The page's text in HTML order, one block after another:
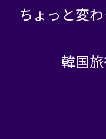
ちょっと変
韓国